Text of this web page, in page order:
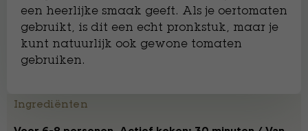
een heerlijke smaak geeft. Als je oertomaten
gebruikt, is dit een echt pronkstuk, maar je
kunt natuurlijk ook gewone tomaten
gebruiken.
Ingrediënten